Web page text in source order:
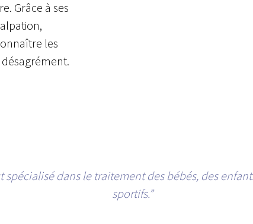
Grâce à ses
les
spécialisé dans le traitement des bébés, des
sportifs.”